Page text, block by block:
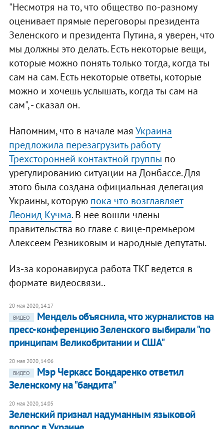
"Несмотря на то, что общество по-разному
оценивает прямые переговоры президента
Зеленского и президента Путина, я уверен, что
мы должны это делать. Есть некоторые вещи,
которые можно понять только тогда, когда ты
сам на сам. Есть некоторые ответы, которые
можно и хочешь услышать, когда ты сам на
сам", - сказал он.
Напомним, что в начале маяУкраина
предложила перезагрузить работу
Трехсторонней контактной группы по
урегулированию ситуации на Донбассе. Для
этого была создана официальная делегация
Украины, которую пока что возглавляет
Леонид Кучма. В нее вошли члены
правительства во главе с вице-премьером
Алексеем Резниковым и народные депутаты.
Из-за коронавируса работа ТКГ ведется в
формате видеосвязи..
20 мая 2020, 14:17
ВИДЕО
​Мендель объяснила, что журналистов на
пресс-конференцию Зеленского выбирали "по
принципам Великобритании и США"
20 мая 2020, 14:06
ВИДЕО
Мэр Черкасс Бондаренко ответил
Зеленскому на "бандита"
20 мая 2020, 14:05
Зеленский признал надуманным языковой